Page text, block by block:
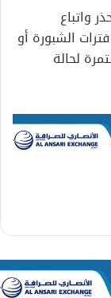
واتباع
الشبورة أو
لحالة